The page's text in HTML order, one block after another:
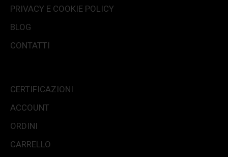
PRIVACY E COOKIE POLICY
BLOG
CONTATTI
CERTIFICAZIONI
ACCOUNT
ORDINI
CARRELLO